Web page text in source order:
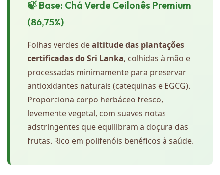
🍃 Base: Chá Verde Ceilonês Premium
(86,75%)
Folhas verdes dealtitude das plantações
certificadas do Sri Lanka, colhidas à mão e
processadas minimamente para preservar
antioxidantes naturais (catequinas e EGCG).
Proporciona corpo herbáceo fresco,
levemente vegetal, com suaves notas
adstringentes que equilibram a doçura das
frutas. Rico em polifenóis benéficos à saúde.